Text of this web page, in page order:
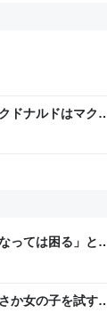
ドナルドはマク
っては困る」と
かった親戚の話
か女の子を試す
やりの気持ち」